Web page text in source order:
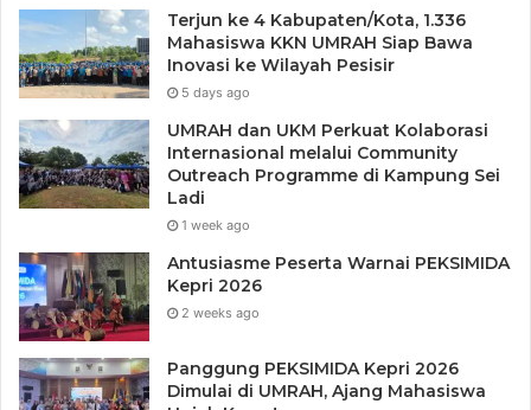
Dalam berbagai kegiatan pemerintahan, keduanya justru
sering terlihat hadir bersama, saling mendampingi, dan
terlibat dalam penyelesaian persoalan masyarakat. Pada
isu-isu strategis maupun teknis, Pak Amsakar dan Bu Li
tampak aktif bersama-sama memberikan arahan dan
menjaga stabilitas komunikasi pemerintahan. Keduanya
juga terlihat aktif membangun komunikasi publik,
Terjun ke 4 Kabupaten/Kota, 1.336
Mahasiswa KKN UMRAH Siap Bawa
Inovasi ke Wilayah Pesisir
5 days ago
UMRAH dan UKM Perkuat Kolaborasi
Internasional melalui Community
Outreach Programme di Kampung Sei
Ladi
1 week ago
Antusiasme Peserta Warnai PEKSIMIDA
Kepri 2026
2 weeks ago
Panggung PEKSIMIDA Kepri 2026
Dimulai di UMRAH, Ajang Mahasiswa